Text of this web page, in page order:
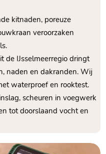
kitnaden, poreuze
veroorzaken
de IJsselmeerregio dringt
naden en dakranden.​ Wij
waterproef en rooktest.​
scheuren in voegwerk
tot doorslaand vocht en